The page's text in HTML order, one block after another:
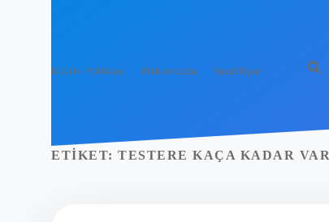
Gizlilik Politikası Hakkımızda Yasal Uyarı
ETIKET: TESTERE KAÇA KADAR VAR